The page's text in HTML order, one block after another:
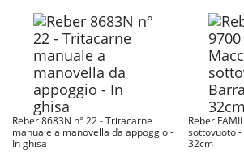
Reber 8683N n° 22 - Tritacarne
manuale a manovella da appoggio -
In ghisa
Reber
sottovuoto
32cm